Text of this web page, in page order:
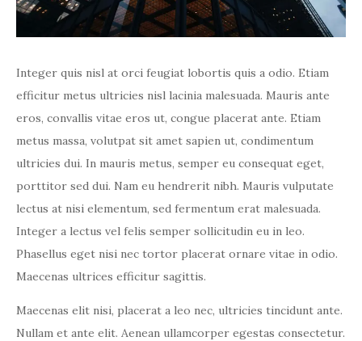
Integer quis nisl at orci feugiat lobortis quis a odio. Etiam
efficitur metus ultricies nisl lacinia malesuada. Mauris ante
eros, convallis vitae eros ut, congue placerat ante. Etiam
metus massa, volutpat sit amet sapien ut, condimentum
ultricies dui. In mauris metus, semper eu consequat eget,
porttitor sed dui. Nam eu hendrerit nibh. Mauris vulputate
lectus at nisi elementum, sed fermentum erat malesuada.
Integer a lectus vel felis semper sollicitudin eu in leo.
Phasellus eget nisi nec tortor placerat ornare vitae in odio.
Maecenas ultrices efficitur sagittis.
Maecenas elit nisi, placerat a leo nec, ultricies tincidunt ante.
Nullam et ante elit. Aenean ullamcorper egestas consectetur.